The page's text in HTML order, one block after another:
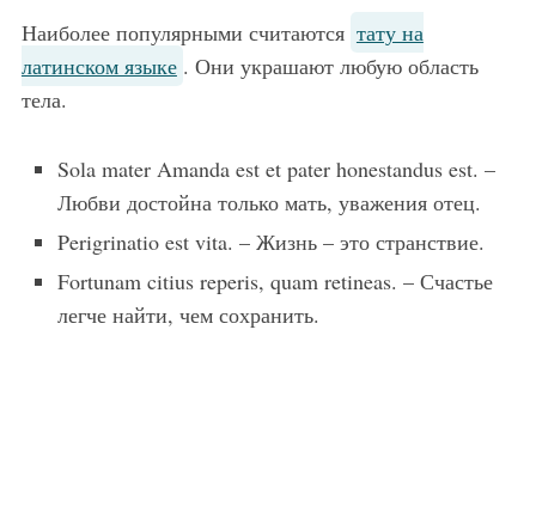
Наиболее популярными считаются тату на
латинском языке . Они украшают любую область
тела.
Sola mater Amanda est et pater honestandus est. –
Любви достойна только мать, уважения отец.
Perigrinatio est vita. – Жизнь – это странствие.
Fortunam citius reperis, quam retineas. – Счастье
легче найти, чем сохранить.